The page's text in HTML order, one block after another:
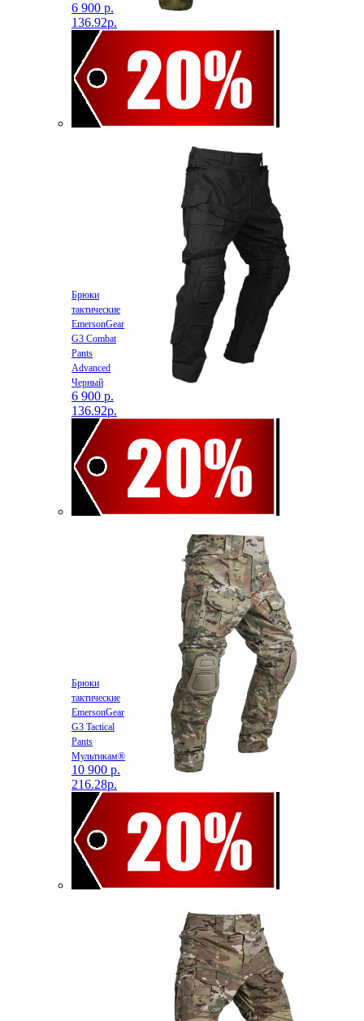
6 900 р.
136.92р.
Брюки
тактические
EmersonGear
G3 Combat
Pants
Advanced
Черный
6 900 р.
136.92р.
Брюки
тактические
EmersonGear
G3 Tactical
Pants
Мультикам®
10 900 р.
216.28р.